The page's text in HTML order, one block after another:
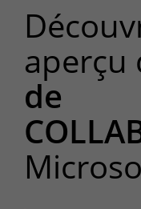
+352 26 59 06 86
info-
Accès à la zone
Espace client
Centre de
+32(0)800/
aperçu
de